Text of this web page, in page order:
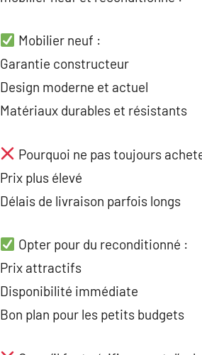
Mobilier neuf :
Garantie constructeur
Design moderne et actuel
Matériaux durables et résistants
Pourquoi ne pas toujours
Prix plus élevé
Délais de livraison parfois longs
Opter pour du reconditionné :
Prix attractifs
Disponibilité immédiate
Bon plan pour les petits budgets